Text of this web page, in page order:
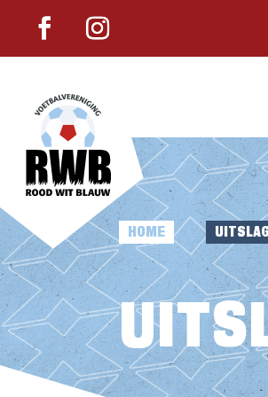
HOME E